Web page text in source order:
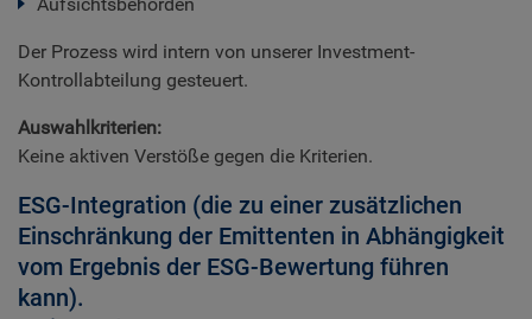
Der Prozess wird intern von unserer Investment-
Kontrollabteilung gesteuert.
Auswahlkriterien:
Keine aktiven Verstöße gegen die Kriterien.
ESG-Integration (die zu einer zusätzlichen
Einschränkung der Emittenten in Abhängigkeit
vom Ergebnis der ESG-Bewertung führen
kann).